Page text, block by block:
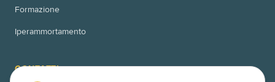
Formazione
Iperammortamento
CONTATTI